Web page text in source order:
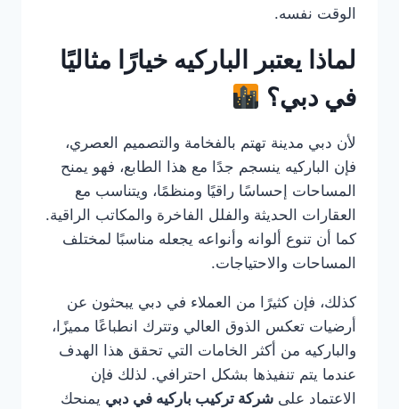
الوقت نفسه.
لماذا يعتبر الباركيه خيارًا مثاليًا
في دبي؟
لأن دبي مدينة تهتم بالفخامة والتصميم العصري،
فإن الباركيه ينسجم جدًا مع هذا الطابع، فهو يمنح
المساحات إحساسًا راقيًا ومنظمًا، ويتناسب مع
العقارات الحديثة والفلل الفاخرة والمكاتب الراقية.
كما أن تنوع ألوانه وأنواعه يجعله مناسبًا لمختلف
المساحات والاحتياجات.
كذلك، فإن كثيرًا من العملاء في دبي يبحثون عن
أرضيات تعكس الذوق العالي وتترك انطباعًا مميزًا،
والباركيه من أكثر الخامات التي تحقق هذا الهدف
عندما يتم تنفيذها بشكل احترافي. لذلك فإن
الاعتماد على شركة تركيب باركيه في دبي يمنحك